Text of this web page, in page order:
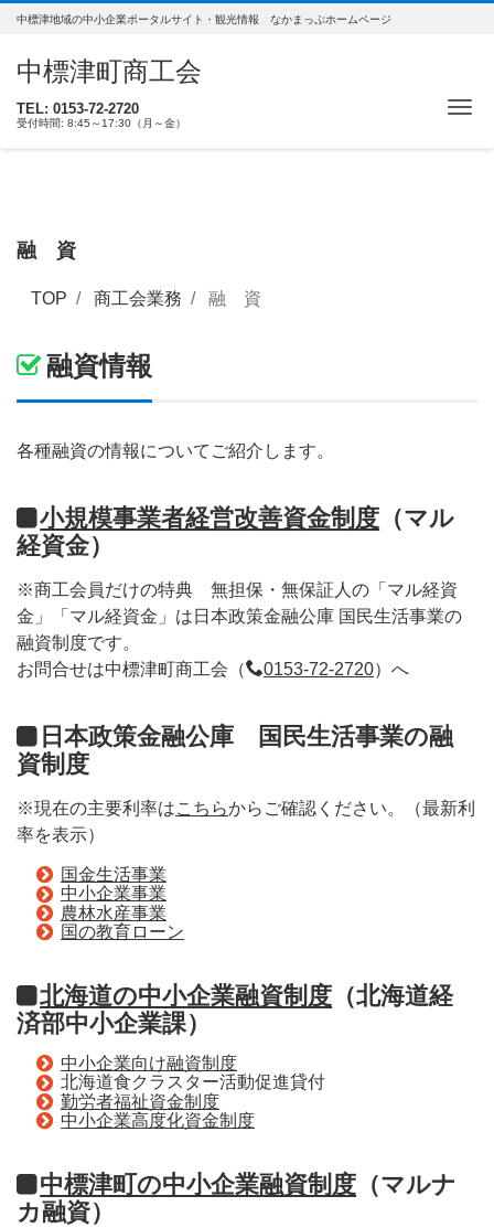
中標津地域の中小企業ポータルサイト・観光情報 なかまっぷホームページ
中標津町商工会
TEL: 0153-72-2720
受付時間: 8:45～17:30（月～金）
ナ
融 資
TOP 商工会業務 融 資
融資情報
各種融資の情報についてご紹介します。
小規模事業者経営改善資金制度 （マル
経資金）
※商工会員だけの特典 無担保・無保証人の「マル経資
金」「マル経資金」は日本政策金融公庫 国民生活事業の
融資制度です。
お問合せは中標津町商工会（
0153-72-2720）へ
日本政策金融公庫 国民生活事業の融
資制度
※現在の主要利率はこちらからご確認ください。（最新利
率を表示）
国金生活事業
中小企業事業
農林水産事業
国の教育ローン
北海道の中小企業融資制度 （北海道経
済部中小企業課）
中小企業向け融資制度
北海道食クラスター活動促進貸付
勤労者福祉資金制度
中小企業高度化資金制度
中標津町の中小企業融資制度 （マルナ
カ融資）